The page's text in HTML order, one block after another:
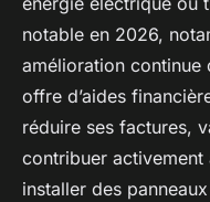
notable en 2026,
amélioration continue
offre d’aides
réduire ses factures,
contribuer activement
installer des